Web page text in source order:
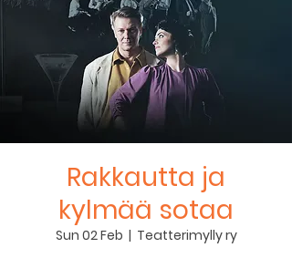
Rakkautta ja
kylmää sotaa
Sun 02 Feb
  |
Teatterimylly ry